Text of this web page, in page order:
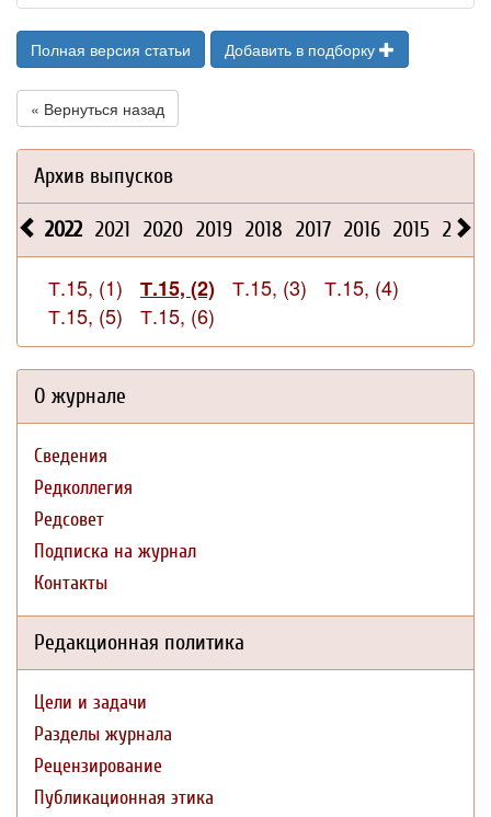
Полная версия статьи Добавить в подборку
« Вернуться назад
Архив выпусков
2022 2021 2020 2019 2018 2017 2016 2015 2014
Т.15, (1) Т.15, (2) Т.15, (3)
Т.15, (4)
Т.15, (5)
Т.15, (6)
О журнале
Сведения
Редколлегия
Редсовет
Подписка на журнал
Контакты
Редакционная политика
Цели и задачи
Разделы журнала
Рецензирование
Публикационная этика